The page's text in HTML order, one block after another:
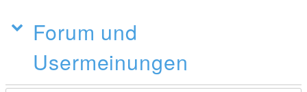
Forum und
Usermeinungen